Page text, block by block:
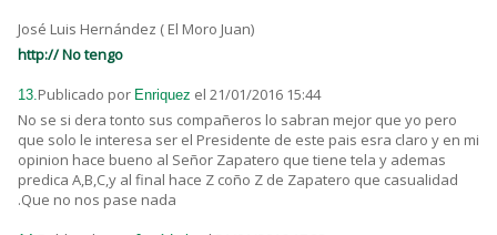
José Luis Hernández ( El Moro Juan)
http:// No tengo
13. Publicado por Enriquez el 21/01/2016 15:44
No se si dera tonto sus compañeros lo sabran mejor que yo pero
que solo le interesa ser el Presidente de este pais esra claro y en mi
opinion hace bueno al Señor Zapatero que tiene tela y ademas
predica A,B,C,y al final hace Z coño Z de Zapatero que casualidad
.Que no nos pase nada